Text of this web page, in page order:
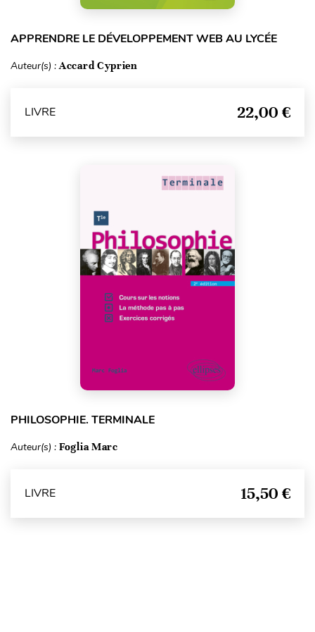
APPRENDRE LE DÉVELOPPEMENT WEB AU LYCÉE
Auteur(s) :Accard Cyprien
LIVRE 22,00 €
PHILOSOPHIE. TERMINALE
Auteur(s) : Foglia Marc
LIVRE 15,50 €